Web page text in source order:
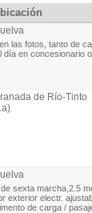
las fotos, tanto de
en concesionario
de Río-Tinto
sexta marcha,2.5
exterior electr.
de carga /